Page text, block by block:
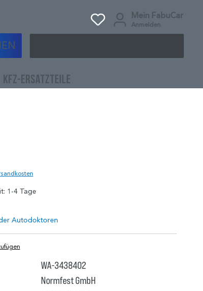
Mein FabuCar
Anmelden
KFZ-ERSATZTEILE
1-4 Tage
WA-3438402
Normfest GmbH